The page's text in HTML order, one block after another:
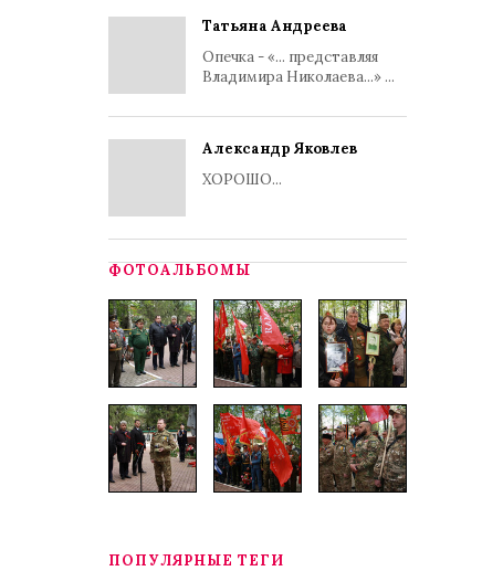
Татьяна Андреева
Опечка - «... представляя
Владимира Николаева...» ...
Александр Яковлев
ХОРОШО...
ФОТОАЛЬБОМЫ
ПОПУЛЯРНЫЕ ТЕГИ